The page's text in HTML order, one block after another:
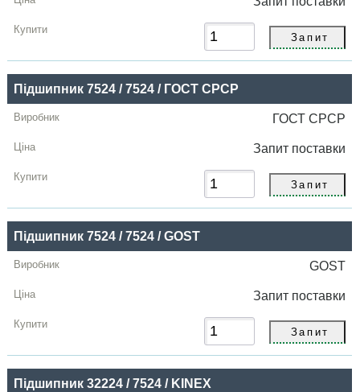
Підшипник 7524 / 7524 / ГОСТ СРСР
ГОСТ СРСР
Запит поставки
Підшипник 7524 / 7524 / GOST
GOST
Запит поставки
Підшипник 32224 / 7524 / KINEX